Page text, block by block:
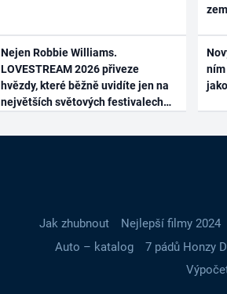
Nejen Robbie Williams.
LOVESTREAM 2026 přiveze
hvězdy, které běžně uvidíte jen na
největších světových festivalech
ním
Jak zhubnout Nejlepší filmy 2024
Auto – katalog
7 pádů Honzy